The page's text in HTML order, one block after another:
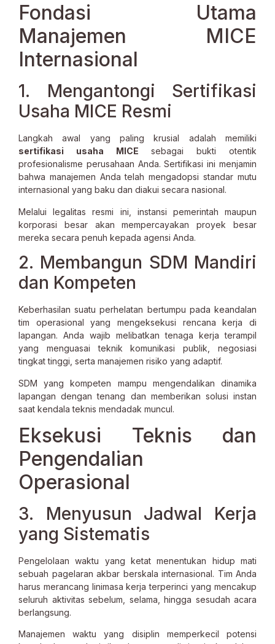
Fondasi Utama
Manajemen MICE
Internasional
1. Mengantongi Sertifikasi
Usaha MICE Resmi
Langkah awal yang paling krusial adalah memiliki
sertifikasi usaha MICE sebagai bukti otentik
profesionalisme perusahaan Anda. Sertifikasi ini menjamin
bahwa manajemen Anda telah mengadopsi standar mutu
internasional yang baku dan diakui secara nasional.
Melalui legalitas resmi ini, instansi pemerintah maupun
korporasi besar akan mempercayakan proyek besar
mereka secara penuh kepada agensi Anda.
2. Membangun SDM Mandiri
dan Kompeten
Keberhasilan suatu perhelatan bertumpu pada keandalan
tim operasional yang mengeksekusi rencana kerja di
lapangan. Anda wajib melibatkan tenaga kerja terampil
yang menguasai teknik komunikasi publik, negosiasi
tingkat tinggi, serta manajemen risiko yang adaptif.
SDM yang kompeten mampu mengendalikan dinamika
lapangan dengan tenang dan memberikan solusi instan
saat kendala teknis mendadak muncul.
Eksekusi Teknis dan
Pengendalian
Operasional
3. Menyusun Jadwal Kerja
yang Sistematis
Pengelolaan waktu yang ketat menentukan hidup mati
sebuah pagelaran akbar berskala internasional. Tim Anda
harus merancang linimasa kerja terperinci yang mencakup
seluruh aktivitas sebelum, selama, hingga sesudah acara
berlangsung.
Manajemen waktu yang disiplin memperkecil potensi